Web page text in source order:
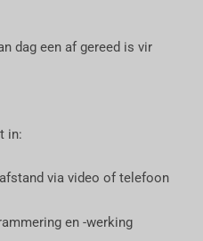
dag een af gereed is vir
in:
via video of telefoon
en -werking